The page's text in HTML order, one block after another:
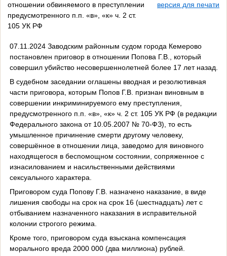
отношении обвиняемого в преступлении
предусмотренного п.п. «в», «к» ч. 2 ст.
105 УК РФ
версия для печати
07.11.2024 Заводским районным судом города Кемерово
постановлен приговор в отношении Попова Г.В., который
совершил убийство несовершеннолетней более 17 лет назад.
В судебном заседании оглашены вводная и резолютивная
части приговора, которым Попов Г.В. признан виновным в
совершении инкриминируемого ему преступления,
предусмотренного п.п. «в», «к» ч. 2 ст. 105 УК РФ (в редакции
Федерального закона от 10.05.2007 № 70-ФЗ), то есть
умышленное причинение смерти другому человеку,
совершённое в отношении лица, заведомо для виновного
находящегося в беспомощном состоянии, сопряженное с
изнасилованием и насильственными действиями
сексуального характера.
Приговором суда Попову Г.В. назначено наказание, в виде
лишения свободы на срок на срок 16 (шестнадцать) лет с
отбыванием назначенного наказания в исправительной
колонии строгого режима.
Кроме того, приговором суда взыскана компенсация
морального вреда 2000 000 (два миллиона) рублей.